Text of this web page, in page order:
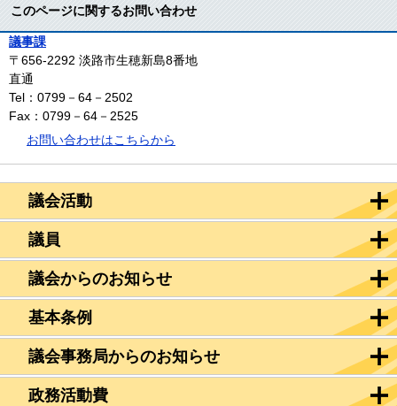
議会活動
議員
議会からのお知らせ
基本条例
議会事務局からのお知らせ
政務活動費
このページに関するお問い合わせ
議事課
〒656-2292 淡路市生穂新島8番地
直通
Tel：0799－64－2502
Fax：0799－64－2525
お問い合わせはこちらから